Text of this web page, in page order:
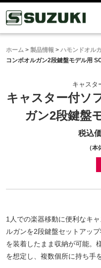
ホーム > 製品情報 > ハモンドオル
コンボオルガン2段鍵盤モデル用
キャスタ
キャスター付ソ
ガン2段鍵盤
税込
（本
1人での楽器移動に便利なキ
ルガンを2段鍵盤セットアッ
を装着したまま収納が可能。
を想定し、複数個所に持ち手